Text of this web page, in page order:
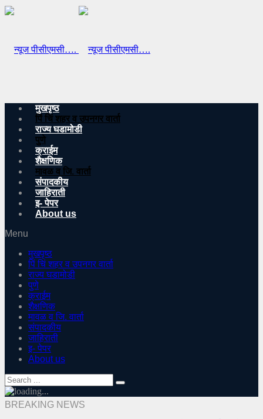
मुखपृष्ठ
पिं चिं शहर व उपनगर वार्ता
राज्य घडामोडी
पुणे
क्राईम
शैक्षणिक
मावळ व जि. वार्ता
संपादकीय
जाहिराती
इ- पेपर
About us
Menu
मुखपृष्ठ
पिं चिं शहर व उपनगर वार्ता
राज्य घडामोडी
पुणे
क्राईम
शैक्षणिक
मावळ व जि. वार्ता
संपादकीय
जाहिराती
इ- पेपर
About us
BREAKING NEWS